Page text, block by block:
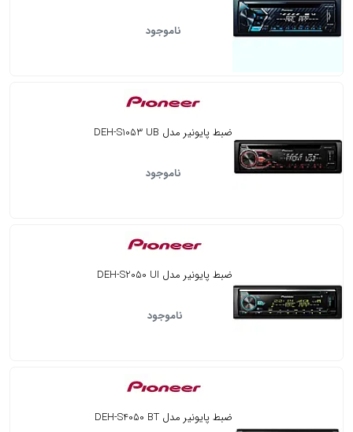
ناموجود
ضبط پایونیر مدل DEH-S1053 UB
ناموجود
ضبط پایونیر مدل DEH-S2050 UI
ناموجود
ضبط پایونیر مدل DEH-S4050 BT